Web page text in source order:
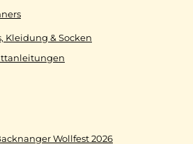
Kleidung & Socken
Wollfest 2026